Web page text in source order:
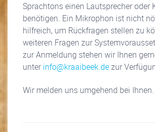
Sprachtons einen Lautsprecher oder
benötigen. Ein Mikrophon ist nicht
hilfreich, um Rückfragen stellen zu
weiteren Fragen zur
zur Anmeldung stehen wir Ihnen
unter info@kraaibeek.dezur
Wir melden uns umgehend bei Ihnen.